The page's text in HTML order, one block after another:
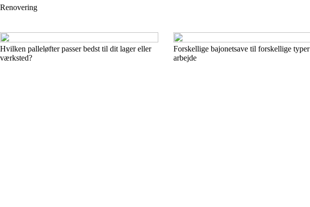
Renovering
Hvilken palleløfter passer bedst til dit lager eller
værksted?
Forskellige bajonetsave til forskellige typer
arbejde